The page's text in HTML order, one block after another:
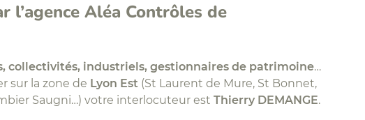
l’agence Aléa Contrôles de
collectivités, industriels, gestionnaires de patrimoine…
sur la zone de Lyon Est (St Laurent de Mure, St Bonnet,
Saugni…) votre interlocuteur est Thierry DEMANGE.